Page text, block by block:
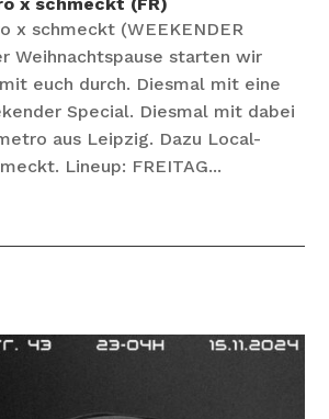
x schmeckt (FR)
x schmeckt (WEEKENDER
Weihnachtspause starten wir
euch durch. Diesmal mit eine
Special. Diesmal mit dabei
aus Leipzig. Dazu Local-
Lineup: FREITAG...